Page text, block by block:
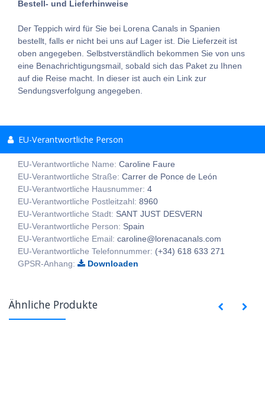
Bestell- und Lieferhinweise
Der Teppich wird für Sie bei Lorena Canals in Spanien
bestellt, falls er nicht bei uns auf Lager ist. Die Lieferzeit ist
oben angegeben. Selbstverständlich bekommen Sie von uns
eine Benachrichtigungsmail, sobald sich das Paket zu Ihnen
auf die Reise macht. In dieser ist auch ein Link zur
Sendungsverfolgung angegeben.
EU-Verantwortliche Person
EU-Verantwortliche Name: Caroline Faure
EU-Verantwortliche Straße: Carrer de Ponce de León
EU-Verantwortliche Hausnummer: 4
EU-Verantwortliche Postleitzahl: 8960
EU-Verantwortliche Stadt: SANT JUST DESVERN
EU-Verantwortliche Person: Spain
EU-Verantwortliche Email: caroline@lorenacanals.com
EU-Verantwortliche Telefonnummer: (+34) 618 633 271
GPSR-Anhang:
Downloaden
Ähnliche Produkte